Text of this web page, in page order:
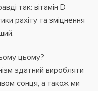
так: вітамін D
рахіту та зміцнення
цьому?
здатний виробляти
сонця, а також ми